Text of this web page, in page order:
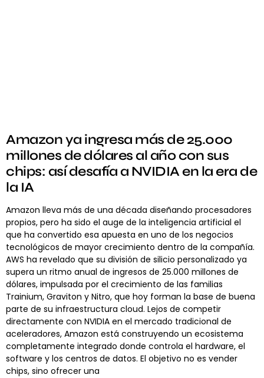
Amazon ya ingresa más de 25.000
millones de dólares al año con sus
chips: así desafía a NVIDIA en la era de
la IA
Amazon lleva más de una década diseñando procesadores
propios, pero ha sido el auge de la inteligencia artificial el
que ha convertido esa apuesta en uno de los negocios
tecnológicos de mayor crecimiento dentro de la compañía.
AWS ha revelado que su división de silicio personalizado ya
supera un ritmo anual de ingresos de 25.000 millones de
dólares, impulsada por el crecimiento de las familias
Trainium, Graviton y Nitro, que hoy forman la base de buena
parte de su infraestructura cloud. Lejos de competir
directamente con NVIDIA en el mercado tradicional de
aceleradores, Amazon está construyendo un ecosistema
completamente integrado donde controla el hardware, el
software y los centros de datos. El objetivo no es vender
chips, sino ofrecer una